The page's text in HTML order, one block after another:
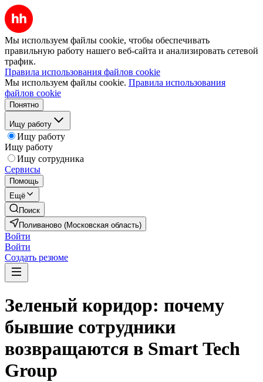
Мы используем файлы cookie, чтобы обеспечивать
правильную работу нашего веб-сайта и анализировать сетевой
трафик.
Правила использования файлов cookie
Мы используем файлы cookie. Правила использования
файлов cookie
Понятно
Ищу работу
Ищу работу
Ищу работу
Ищу сотрудника
Сервисы
Помощь
Ещё
Поиск
Поливаново (Московская область)
Войти
Войти
Создать резюме
Зеленый коридор: почему
бывшие сотрудники
возвращаются в Smart Tech
Group